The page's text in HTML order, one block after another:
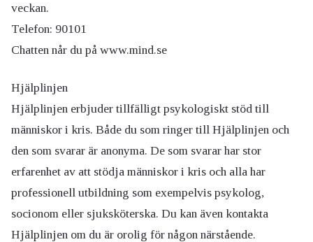
veckan.
Telefon: 90101
Chatten når du på www.mind.se
Hjälplinjen
Hjälplinjen erbjuder tillfälligt psykologiskt stöd till
människor i kris. Både du som ringer till Hjälplinjen och
den som svarar är anonyma. De som svarar har stor
erfarenhet av att stödja människor i kris och alla har
professionell utbildning som exempelvis psykolog,
socionom eller sjuksköterska. Du kan även kontakta
Hjälplinjen om du är orolig för någon närstående.